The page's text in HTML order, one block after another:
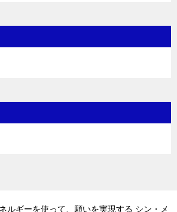
ルギーを使って、願いを実現する シン・メ